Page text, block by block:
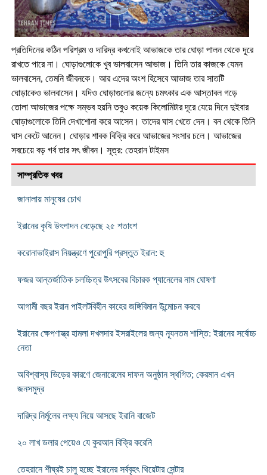
প্রতিদিনের কঠিন পরিশ্রম ও দারিদ্র কখনোই আভাজকে তার ঘোড়া পালন থেকে দূরে
রাখতে পারে না। ঘোড়াগুলোকে খুব ভালবাসেন আভাজ। তিনি তার কাজকে যেমন
ভালবাসেন, তেমনি জীবনকে। আর এদের অংশ হিসেবে আভাজ তার সাতটি
ঘোড়াকেও ভালবাসেন। যদিও ঘোড়াগুলোর জন্যে চমৎকার এক আস্তাবল গড়ে
তোলা আভাজের পক্ষে সম্ভব হয়নি তবুও কয়েক কিলোমিটার দূরে যেয়ে দিনে দুইবার
ঘোড়াগুলোকে তিনি দেখাশোনা করে আসেন। তাদের ঘাস খেতে দেন। বন থেকে তিনি
ঘাস কেটে আনেন। ঘোড়ার শাবক বিক্রি করে আভাজের সংসার চলে। আভাজের
সবচেয়ে বড় গর্ব তার সৎ জীবন। সূত্র: তেহরান টাইমস
সাম্প্রতিক খবর
জানালায় মানুষের চোখ
ইরানের কৃষি উৎপাদন বেড়েছে ২৫ শতাংশ
করোনাভাইরাস নিয়ন্ত্রণে পুরোপুরি প্রস্তুত ইরান: হু
ফজর আন্তর্জাতিক চলচ্চিত্র উৎসবের বিচারক প্যানেলের নাম ঘোষণা
আগামী বছর ইরান পাইলটবিহীন কাহের জঙ্গিবিমান উন্মোচন করবে
ইরানের ক্ষেপণাস্ত্র হামলা দখলদার ইসরাইলের জন্য ন্যূনতম শাস্তি: ইরানের সর্বোচ্চ
নেতা
অবিশ্বাস্য ভিড়ের কারণে জেনারেলের দাফন অনুষ্ঠান স্থগিত; কেরমান এখন
জনসমুদ্র
দারিদ্র নির্মূলের লক্ষ্য নিয়ে আসছে ইরানি বাজেট
২০ লাখ ডলার পেয়েও যে কুরআন বিক্রি করেনি
তেহরানে শীঘ্রই চালু হচ্ছে ইরানের সর্ববৃহৎ থিয়েটার সেন্টার